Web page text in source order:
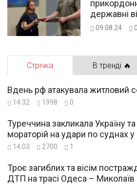
державні
09.08.24 0
Стрічка В тренді 🔥
Вдень рф атакувала житловий
14:32 1998 0
Туреччина закликала Україну
мораторій на удари по суднах
14:03 2700 1
Троє загиблих та вісім
ДТП на трасі Одеса – Миколаїв